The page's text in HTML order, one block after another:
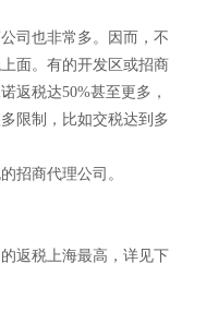
司也非常多。因而，不
面。有的开发区或招商
返税达50%甚至更多，
限制，比如交税达到多
商代理公司。
返税上海最高，详见下